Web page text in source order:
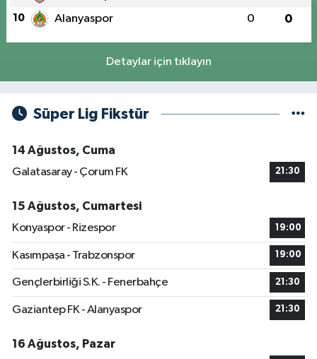
10 Alanyaspor 0 0
Detaylar için tıklayın
Süper Lig Fikstür
14 Ağustos, Cuma
Galatasaray - Çorum FK
21:30
15 Ağustos, Cumartesi
Konyaspor - Rizespor
19:00
Kasımpaşa - Trabzonspor 19:00
Gençlerbirliği S.K. - Fenerbahçe 21:30
Gaziantep FK - Alanyaspor 21:30
16 Ağustos, Pazar